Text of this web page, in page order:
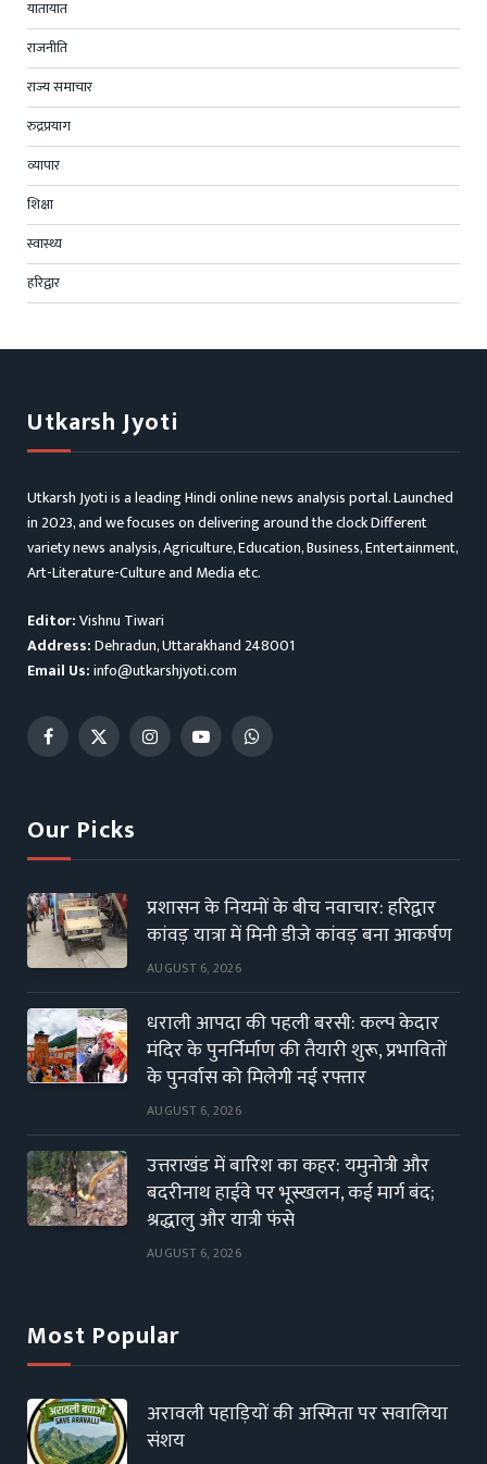
यातायात
राजनीति
राज्य समाचार
रुद्रप्रयाग
व्यापार
शिक्षा
स्वास्थ्य
हरिद्वार
Utkarsh Jyoti
Utkarsh Jyoti is a leading Hindi online news analysis portal. Launched
in 2023, and we focuses on delivering around the clock Different
variety news analysis, Agriculture, Education, Business, Entertainment,
Art-Literature-Culture and Media etc.
Editor:Vishnu Tiwari
Address:Dehradun, Uttarakhand 248001
Email Us:info@utkarshjyoti.com
Facebook
X
InstagramYouTubeWhatsApp
Our Picks
प्रशासन के नियमों के बीच नवाचार: हरिद्वार
कांवड़ यात्रा में मिनी डीजे कांवड़ बना आकर्षण
AUGUST 6, 2026
धराली आपदा की पहली बरसी: कल्प केदार
मंदिर के पुनर्निर्माण की तैयारी शुरू, प्रभावितों
के पुनर्वास को मिलेगी नई रफ्तार
AUGUST 6, 2026
उत्तराखंड में बारिश का कहर: यमुनोत्री और
बदरीनाथ हाईवे पर भूस्खलन, कई मार्ग बंद;
श्रद्धालु और यात्री फंसे
AUGUST 6, 2026
Most Popular
अरावली पहाड़ियों की अस्मिता पर सवालिया
संशय